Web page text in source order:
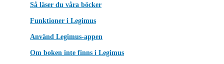
Så läser du våra böcker
Funktioner i Legimus
Använd Legimus-appen
Om boken inte finns i Legimus